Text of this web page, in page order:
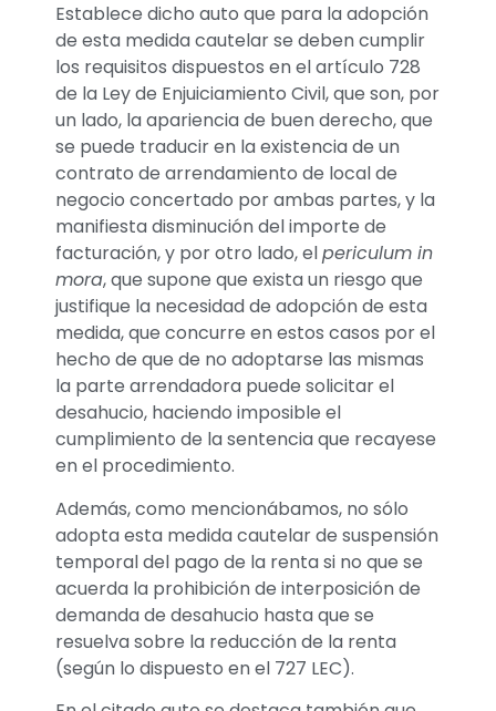
Establece dicho auto que para la adopción
de esta medida cautelar se deben cumplir
los requisitos dispuestos en el artículo 728
de la Ley de Enjuiciamiento Civil, que son, por
un lado, la apariencia de buen derecho, que
se puede traducir en la existencia de un
contrato de arrendamiento de local de
negocio concertado por ambas partes, y la
manifiesta disminución del importe de
facturación, y por otro lado, elpericulum in
mora, que supone que exista un riesgo que
justifique la necesidad de adopción de esta
medida, que concurre en estos casos por el
hecho de que de no adoptarse las mismas
la parte arrendadora puede solicitar el
desahucio, haciendo imposible el
cumplimiento de la sentencia que recayese
en el procedimiento.
Además, como mencionábamos, no sólo
adopta esta medida cautelar de suspensión
temporal del pago de la renta si no que se
acuerda la prohibición de interposición de
demanda de desahucio hasta que se
resuelva sobre la reducción de la renta
(según lo dispuesto en el 727 LEC).